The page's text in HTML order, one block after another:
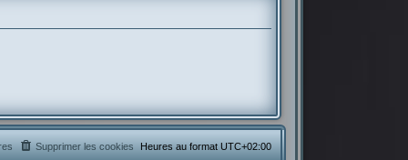
Heures au format UTC+02:00
Supprimer les cookies